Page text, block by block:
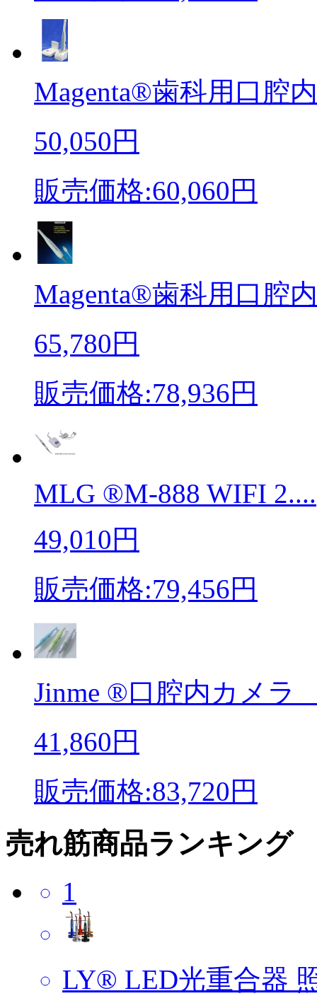
Magenta®歯科用口腔
50,050円
販売価格:60,060円
Magenta®歯科用口腔
65,780円
販売価格:78,936円
MLG ®M-888 WIFI 2....
49,010円
販売価格:79,456円
Jinme ®口腔内カメラ
41,860円
販売価格:83,720円
売れ筋商品ランキング
1
LY® LED光重合器